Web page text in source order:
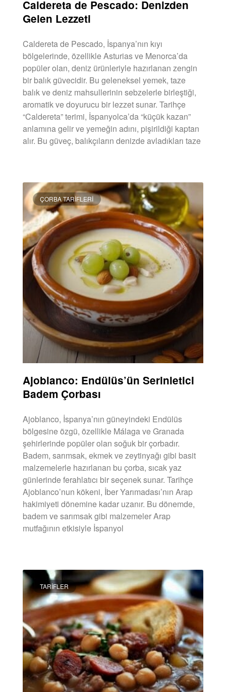
Caldereta de Pescado: Denizden
Gelen Lezzeti
Caldereta de Pescado, İspanya’nın kıyı
bölgelerinde, özellikle Asturias ve Menorca’da
popüler olan, deniz ürünleriyle hazırlanan zengin
bir balık güvecidir. Bu geleneksel yemek, taze
balık ve deniz mahsullerinin sebzelerle birleştiği,
aromatik ve doyurucu bir lezzet sunar. Tarihçe
“Caldereta” terimi, İspanyolca’da “küçük kazan”
anlamına gelir ve yemeğin adını, pişirildiği kaptan
alır. Bu güveç, balıkçıların denizde avladıkları taze
ÇORBA TARIFLERI
Ajoblanco: Endülüs’ün Serinletici
Badem Çorbası
Ajoblanco, İspanya’nın güneyindeki Endülüs
bölgesine özgü, özellikle Málaga ve Granada
şehirlerinde popüler olan soğuk bir çorbadır.
Badem, sarımsak, ekmek ve zeytinyağı gibi basit
malzemelerle hazırlanan bu çorba, sıcak yaz
günlerinde ferahlatıcı bir seçenek sunar. Tarihçe
Ajoblanco’nun kökeni, İber Yarımadası’nın Arap
hakimiyeti dönemine kadar uzanır. Bu dönemde,
badem ve sarımsak gibi malzemeler Arap
mutfağının etkisiyle İspanyol
TARIFLER